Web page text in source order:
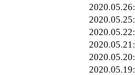
2020.05.26:
2020.05.25:
2020.05.22:
2020.05.21:
2020.05.20:
2020.05.19: